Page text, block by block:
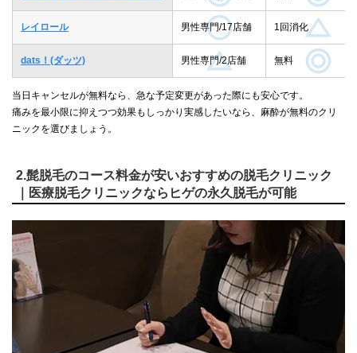
レイロール 男性専門/17店舗 1回消化
dats！(ダッツ) 男性専門/2店舗 無料
当日キャンセルが無料なら、急な予定変更があった際にも安心です。
痛みを最小限に抑えつつ効果もしっかり実感したいなら、麻酔が無料のクリ
ニックを選びましょう。
2.髭脱毛のコース料金が安いおすすめの脱毛クリニック
｜医療脱毛クリニックならヒゲの永久脱毛が可能